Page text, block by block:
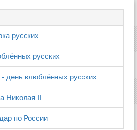
русских
русских
день влюблённых русских
Николая II
по России